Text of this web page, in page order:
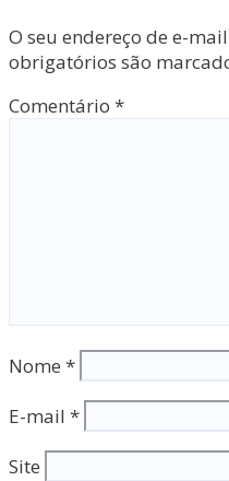
O seu endereço de e-
obrigatórios são
Comentário *
Nome *
E-mail *
Site